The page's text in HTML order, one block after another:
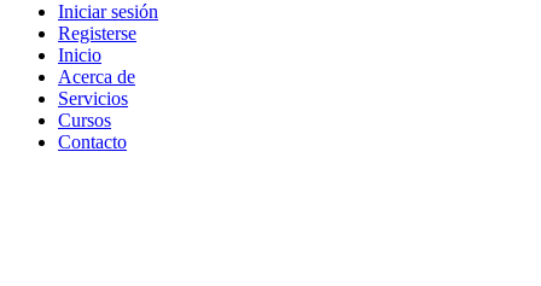
Iniciar sesión
Registerse
Inicio
Acerca de
Servicios
Cursos
Contacto